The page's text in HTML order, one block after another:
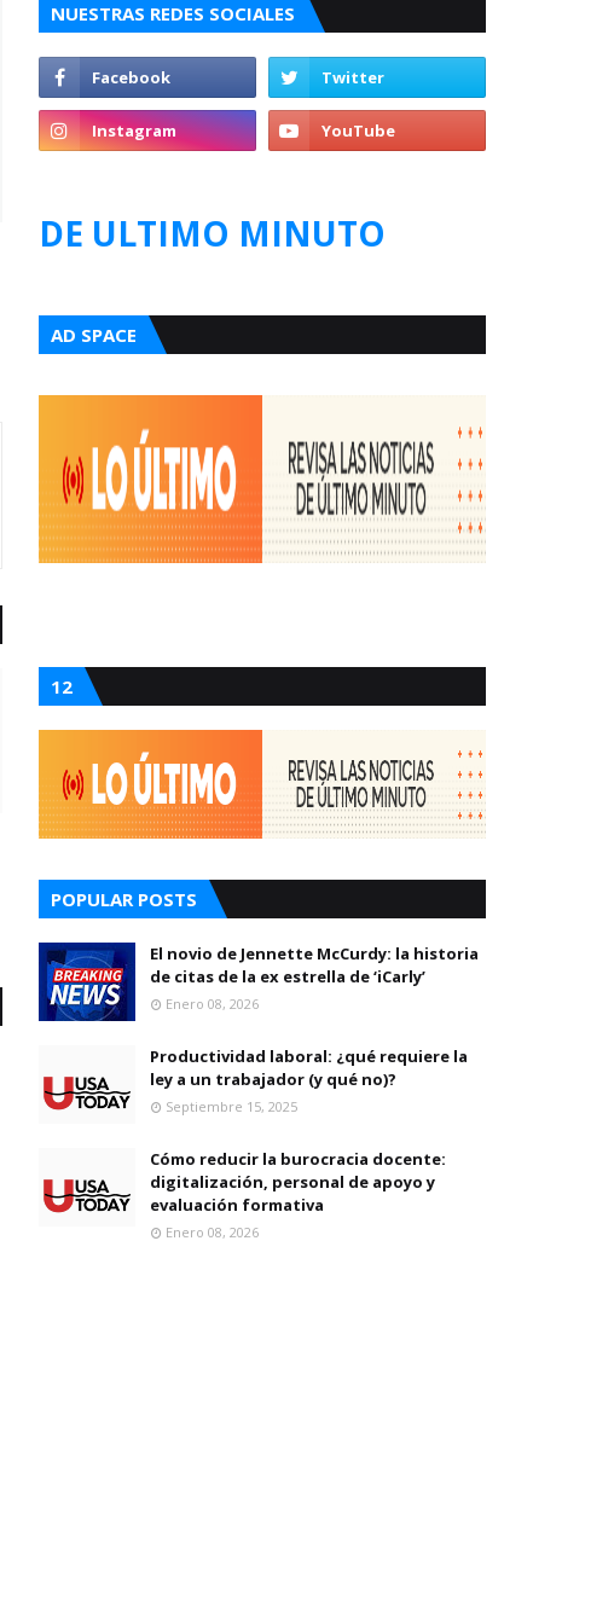
NUESTRAS REDES SOCIALES
DE ULTIMO MINUTO
AD SPACE
12
POPULAR POSTS
El novio de Jennette McCurdy: la historia
de citas de la ex estrella de ‘iCarly’
Enero 08, 2026
Productividad laboral: ¿qué requiere la
ley a un trabajador (y qué no)?
Septiembre 15, 2025
Cómo reducir la burocracia docente:
digitalización, personal de apoyo y
evaluación formativa
Enero 08, 2026